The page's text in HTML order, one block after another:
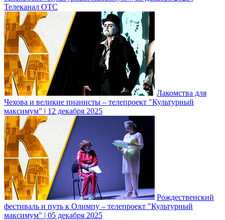
Телеканал ОТС
Лакомства для
Чехова и великие пианисты – телепроект "Культурный
максимум" | 12 декабря 2025
Рождественский
фестиваль и путь к Олимпу – телепроект "Культурный
максимум" | 05 декабря 2025